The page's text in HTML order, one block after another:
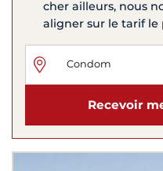
cher ailleurs, nous
aligner sur le tarif le
Recevoir